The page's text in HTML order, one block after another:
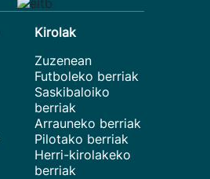
Kirolak
Zuzenean
Futboleko berriak
Saskibaloiko
berriak
Arrauneko berriak
Pilotako berriak
Herri-kirolakeko
berriak